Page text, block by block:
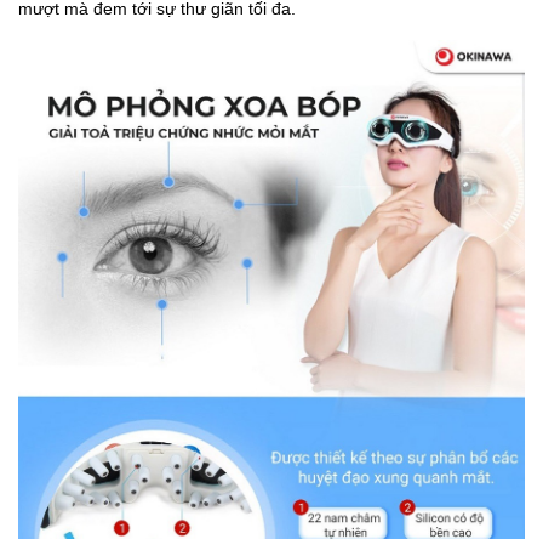
mượt mà đem tới sự thư giãn tối đa.